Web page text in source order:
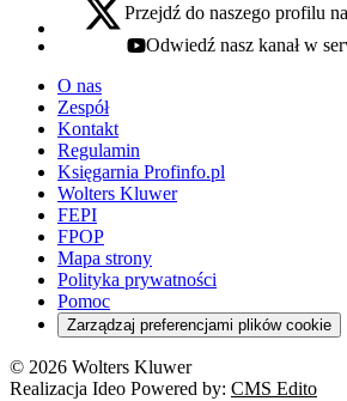
x - otwiera się w nowej karcie
Przejdź do naszego profilu
youtube - otwiera się w nowej karcie
Odwiedź nasz kanał w
O nas
Zespół
Kontakt
Regulamin
Księgarnia Profinfo.pl
Wolters Kluwer
FEPI
FPOP
Mapa strony
Polityka prywatności
Pomoc
Zarządzaj preferencjami plików cookie
© 2026 Wolters Kluwer
Realizacja Ideo Powered by: CMS Edito